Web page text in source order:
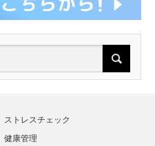
ストレスチェック
健康管理